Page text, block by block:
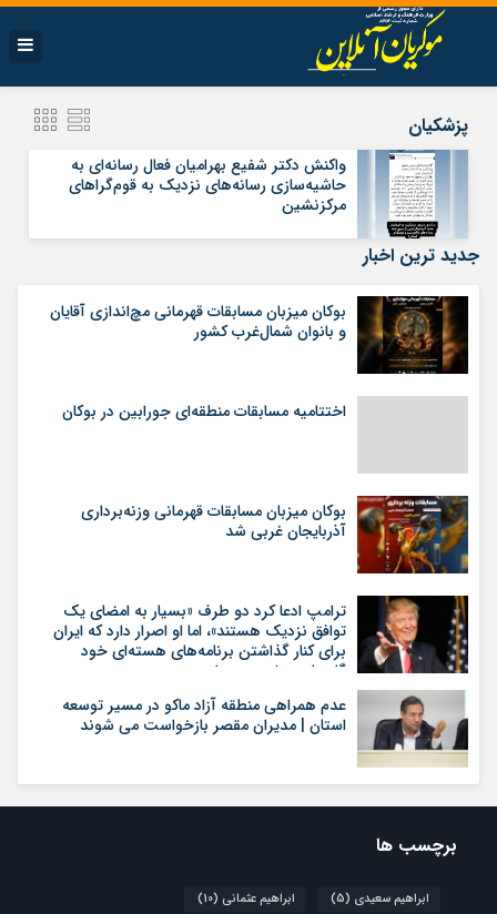
پزشکیان
واکنش دکتر شفیع بهرامیان فعال رسانه‌ای به
حاشیه‌سازی رسانه‌های نزدیک به قوم‌‌گراهای
مرکزنشین
جدید ترین اخبار
بوکان میزبان مسابقات قهرمانی مچ‌اندازی آقایان
و بانوان شمال‌غرب کشور
اختتامیه مسابقات منطقه‌ای جورابین در بوکان
بوکان میزبان مسابقات قهرمانی وزنه‌برداری
آذربایجان غربی شد
ترامپ ادعا کرد دو طرف «بسیار به امضای یک
توافق نزدیک هستند»، اما او اصرار دارد که ایران
برای کنار گذاشتن برنامه‌های هسته‌ای خود
گام‌های بیشتری بردارد
عدم همراهی منطقه آزاد ماکو در مسیر توسعه
استان | مدیران مقصر بازخواست می شوند
برچسب ها
ابراهیم سعیدی (5) ابراهیم عثمانی (10)